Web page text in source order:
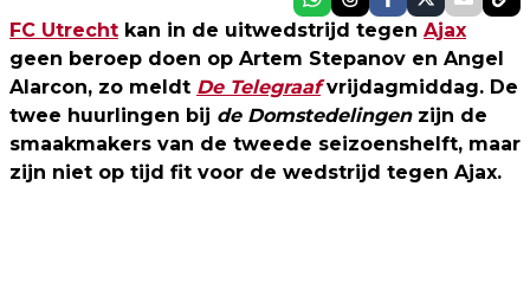
FC Utrecht kan in de uitwedstrijd tegen Ajax
geen beroep doen op Artem Stepanov en Angel
Alarcon, zo meldt De Telegraafvrijdagmiddag. De
twee huurlingen bij de Domstedelingenzijn de
smaakmakers van de tweede seizoenshelft, maar
zijn niet op tijd fit voor de wedstrijd tegen Ajax.